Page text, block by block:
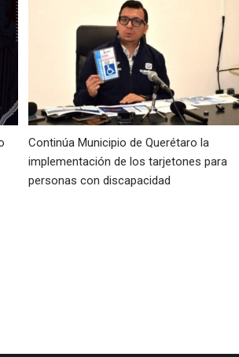
Continúa Municipio de Querétaro la
implementación de los tarjetones para
personas con discapacidad